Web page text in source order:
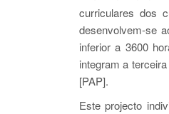
curriculares dos
desenvolvem-se
inferior a 3600
integram a
[PAP].
Este projecto